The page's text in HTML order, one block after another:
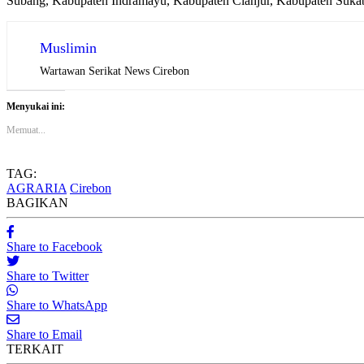
Muslimin
Wartawan Serikat News Cirebon
Menyukai ini:
Memuat...
TAG:
AGRARIA Cirebon
BAGIKAN
Share to Facebook
Share to Twitter
Share to WhatsApp
Share to Email
TERKAIT